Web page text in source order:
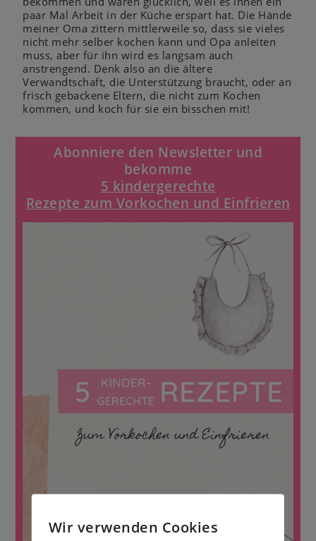
paar Mal Arbeit in der Küche erspart hat. Die Hände
meiner Oma zittern mittlerweile so, dass sie vieles
nicht mehr selber kochen kann und Opa anleiten
muss, aber für ihn wird es langsam auch
anstrengend. Denk also an die ältere
Verwandtschaft, die Unterstützung braucht, oder an
frisch gebackene Eltern, die nicht zum Kochen
kommen, und koch für sie ein bisschen mit!
Abonniere den Newsletter und
bekomme
5 kindergerechte
Rezepte zum Vorkochen und Einfrieren
Wir verwenden Cookies